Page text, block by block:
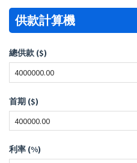
供款計算機
總供款 ($)
首期 ($)
利率 (%)